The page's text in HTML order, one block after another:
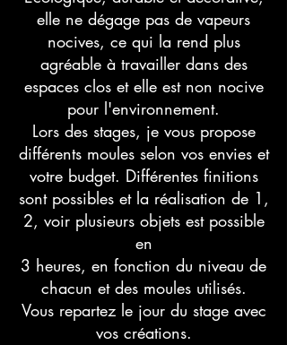
elle ne dégage pas de vapeurs
nocives, ce qui la rend plus
agréable à travailler dans des
espaces clos et elle est non nocive
pour l'environnement.
Lors des stages, je vous propose
différents moules selon vos envies et
votre budget. Différentes finitions
sont possibles et la réalisation de 1,
2, voir plusieurs objets est possible
en
3 heures, en fonction du niveau de
chacun et des moules utilisés.
Vous repartez le jour du stage avec
vos créations.